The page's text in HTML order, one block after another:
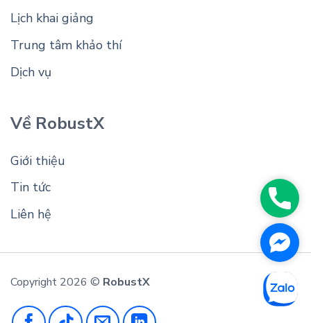
Lịch khai giảng
Trung tâm khảo thí
Dịch vụ
Về RobustX
Giới thiệu
Tin tức
Liên hệ
Copyright 2026 © RobustX
Phone